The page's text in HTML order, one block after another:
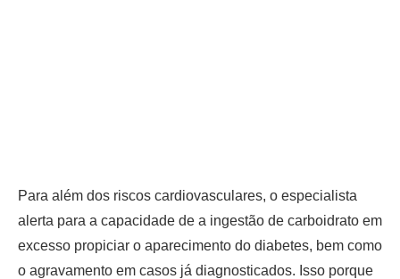
Para além dos riscos cardiovasculares, o especialista
alerta para a capacidade de a ingestão de carboidrato em
excesso propiciar o aparecimento do diabetes, bem como
o agravamento em casos já diagnosticados. Isso porque